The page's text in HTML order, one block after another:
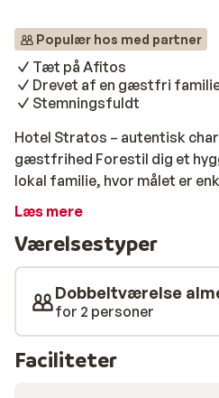
Populær hos med partner
Tæt på Afitos
Drevet af en gæstfri
Stemningsfuldt
Hotel Stratos – autentisk
gæstfrihed Forestil dig et
lokal familie, hvor målet er
hjemme. Hotel Stratos ligger i
bakketop, hvor du fra flere
udsigt over området. Her kan
feriestemning, slentre
dig ned ved en lokal taverna
hotellet er der et skønt
en dukkert, og børnene har
Læs mere
Værelsestyper
Dobbeltværelse
for 2 personer
Faciliteter